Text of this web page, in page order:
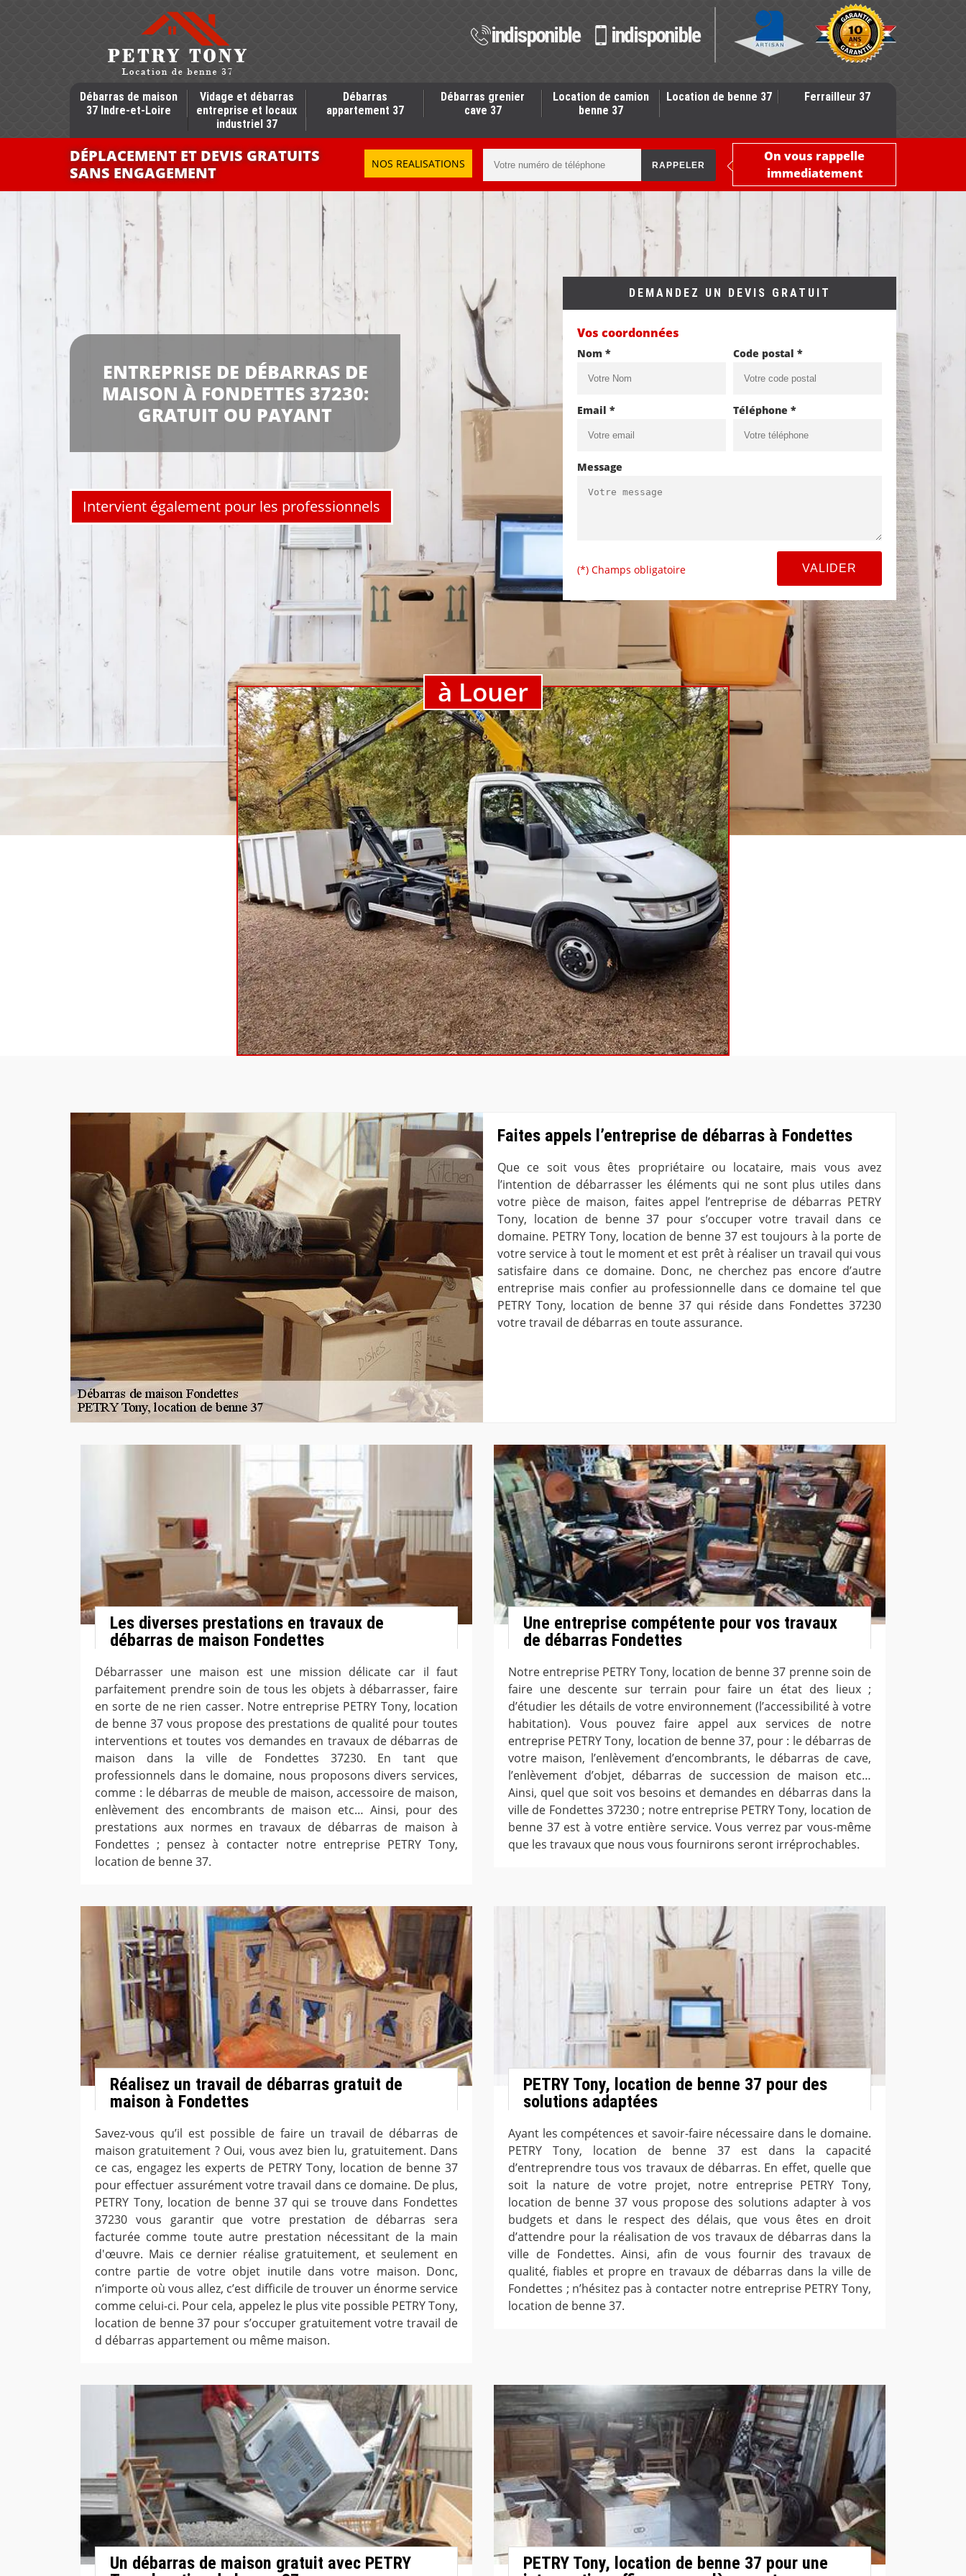
indisponible indisponible
Débarras de maison
37 Indre-et-Loire
Vidage et débarras
entreprise et locaux
industriel 37
Débarras
appartement 37
Débarras grenier
cave 37
Location de camion
benne 37
Location de benne 37 Ferrailleur 37
DÉPLACEMENT ET DEVIS GRATUITS
SANS ENGAGEMENT
NOS REALISATIONS
On vous rappelle
immediatement
ENTREPRISE DE DÉBARRAS DE
MAISON À FONDETTES 37230:
GRATUIT OU PAYANT
Intervient également pour les professionnels
DEMANDEZ UN DEVIS GRATUIT
Vos coordonnées
Nom * Code postal *
Email * Téléphone *
Message
(*) Champs obligatoire
à Louer
Faites appels l’entreprise de débarras à Fondettes
Que ce soit vous êtes propriétaire ou locataire, mais vous avez
l’intention de débarrasser les éléments qui ne sont plus utiles dans
votre pièce de maison, faites appel l’entreprise de débarras PETRY
Tony, location de benne 37 pour s’occuper votre travail dans ce
domaine. PETRY Tony, location de benne 37 est toujours à la porte de
votre service à tout le moment et est prêt à réaliser un travail qui vous
satisfaire dans ce domaine. Donc, ne cherchez pas encore d’autre
entreprise mais confier au professionnelle dans ce domaine tel que
PETRY Tony, location de benne 37 qui réside dans Fondettes 37230
votre travail de débarras en toute assurance.
Les diverses prestations en travaux de
débarras de maison Fondettes
Débarrasser une maison est une mission délicate car il faut
parfaitement prendre soin de tous les objets à débarrasser, faire
en sorte de ne rien casser. Notre entreprise PETRY Tony, location
de benne 37 vous propose des prestations de qualité pour toutes
interventions et toutes vos demandes en travaux de débarras de
maison dans la ville de Fondettes 37230. En tant que
professionnels dans le domaine, nous proposons divers services,
comme : le débarras de meuble de maison, accessoire de maison,
enlèvement des encombrants de maison etc… Ainsi, pour des
prestations aux normes en travaux de débarras de maison à
Fondettes ; pensez à contacter notre entreprise PETRY Tony,
location de benne 37.
Une entreprise compétente pour vos travaux
de débarras Fondettes
Notre entreprise PETRY Tony, location de benne 37 prenne soin de
faire une descente sur terrain pour faire un état des lieux ;
d’étudier les détails de votre environnement (l’accessibilité à votre
habitation). Vous pouvez faire appel aux services de notre
entreprise PETRY Tony, location de benne 37, pour : le débarras de
votre maison, l’enlèvement d’encombrants, le débarras de cave,
l’enlèvement d’objet, débarras de succession de maison etc…
Ainsi, quel que soit vos besoins et demandes en débarras dans la
ville de Fondettes 37230 ; notre entreprise PETRY Tony, location de
benne 37 est à votre entière service. Vous verrez par vous-même
que les travaux que nous vous fournirons seront irréprochables.
Réalisez un travail de débarras gratuit de
maison à Fondettes
Savez-vous qu’il est possible de faire un travail de débarras de
maison gratuitement ? Oui, vous avez bien lu, gratuitement. Dans
ce cas, engagez les experts de PETRY Tony, location de benne 37
pour effectuer assurément votre travail dans ce domaine. De plus,
PETRY Tony, location de benne 37 qui se trouve dans Fondettes
37230 vous garantir que votre prestation de débarras sera
facturée comme toute autre prestation nécessitant de la main
d'œuvre. Mais ce dernier réalise gratuitement, et seulement en
contre partie de votre objet inutile dans votre maison. Donc,
n’importe où vous allez, c’est difficile de trouver un énorme service
comme celui-ci. Pour cela, appelez le plus vite possible PETRY Tony,
location de benne 37 pour s’occuper gratuitement votre travail de
d débarras appartement ou même maison.
PETRY Tony, location de benne 37 pour des
solutions adaptées
Ayant les compétences et savoir-faire nécessaire dans le domaine.
PETRY Tony, location de benne 37 est dans la capacité
d’entreprendre tous vos travaux de débarras. En effet, quelle que
soit la nature de votre projet, notre entreprise PETRY Tony,
location de benne 37 vous propose des solutions adapter à vos
budgets et dans le respect des délais, que vous êtes en droit
d’attendre pour la réalisation de vos travaux de débarras dans la
ville de Fondettes. Ainsi, afin de vous fournir des travaux de
qualité, fiables et propre en travaux de débarras dans la ville de
Fondettes ; n’hésitez pas à contacter notre entreprise PETRY Tony,
location de benne 37.
Un débarras de maison gratuit avec PETRY
PETRY Tony, location de benne 37 pour une